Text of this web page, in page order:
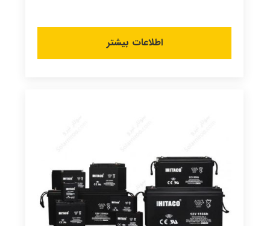
اطلاعات بیشتر